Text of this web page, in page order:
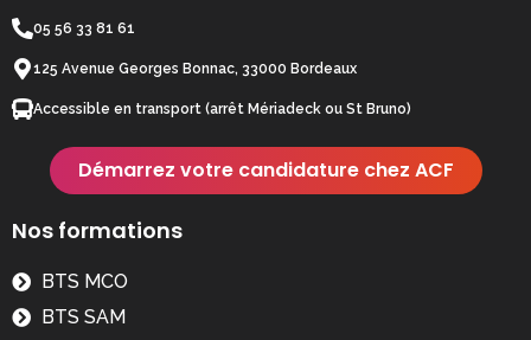
05 56 33 81 61
125 Avenue Georges Bonnac, 33000 Bordeaux
Accessible en transport (arrêt Mériadeck ou St Bruno)
Démarrez votre candidature chez ACF
Nos formations
BTS MCO
BTS SAM